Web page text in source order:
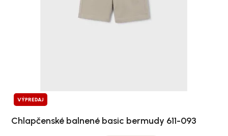
VÝPREDAJ
Chlapčenské balnené basic bermudy 611-093